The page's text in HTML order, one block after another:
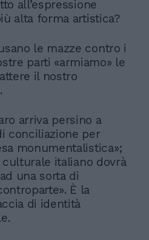
all’espressione
alta forma artistica?
le mazze contro i
parti «armiamo» le
il nostro
arriva persino a
conciliazione per
monumentalistica»;
italiano dovrà
una sorta di
È la
di identità